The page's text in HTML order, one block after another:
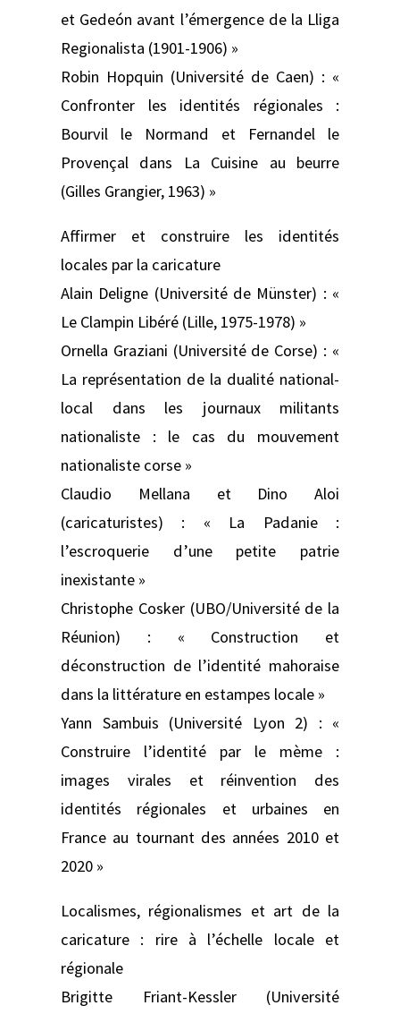
et Gedeón avant l’émergence de la Lliga
Regionalista (1901-1906) »
Robin Hopquin (Université de Caen) : «
Confronter les identités régionales :
Bourvil le Normand et Fernandel le
Provençal dans La Cuisine au beurre
(Gilles Grangier, 1963) »
Affirmer et construire les identités
locales par la caricature
Alain Deligne (Université de Münster) : «
Le Clampin Libéré (Lille, 1975-1978) »
Ornella Graziani (Université de Corse) : «
La représentation de la dualité national-
local dans les journaux militants
nationaliste : le cas du mouvement
nationaliste corse »
Claudio Mellana et Dino Aloi
(caricaturistes) : « La Padanie :
l’escroquerie d’une petite patrie
inexistante »
Christophe Cosker (UBO/Université de la
Réunion) : « Construction et
déconstruction de l’identité mahoraise
dans la littérature en estampes locale »
Yann Sambuis (Université Lyon 2) : «
Construire l’identité par le mème :
images virales et réinvention des
identités régionales et urbaines en
France au tournant des années 2010 et
2020 »
Localismes, régionalismes et art de la
caricature : rire à l’échelle locale et
régionale
Brigitte Friant-Kessler (Université